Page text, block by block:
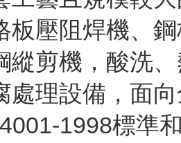
板壓阻焊機、
縱剪機，酸洗
處理設備，面
1998標準